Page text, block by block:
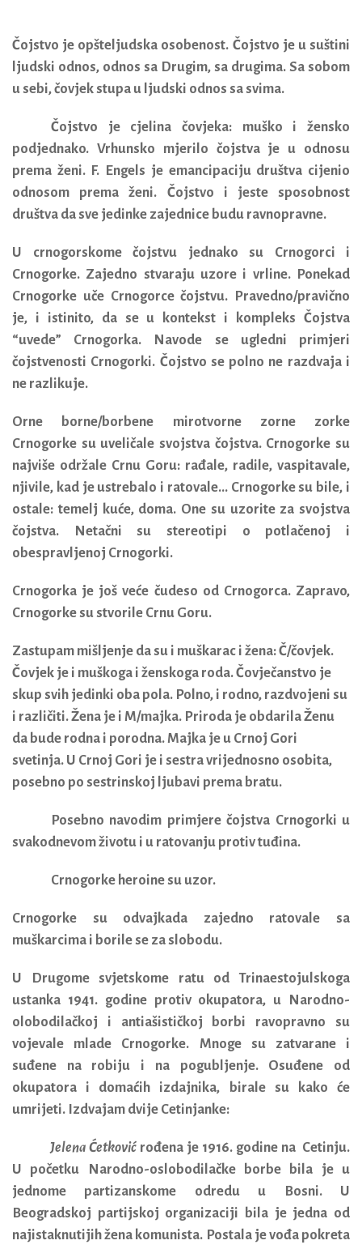
Čojstvo je opšteljudska osobenost. Čojstvo je u suštini
ljudski odnos, odnos sa Drugim, sa drugima. Sa sobom
u sebi, čovjek stupa u ljudski odnos sa svima.
Čojstvo je cjelina čovjeka: muško i žensko
podjednako. Vrhunsko mjerilo čojstva je u odnosu
prema ženi. F. Engels je emancipaciju društva cijenio
odnosom prema ženi. Čojstvo i jeste sposobnost
društva da sve jedinke zajednice budu ravnopravne.
U crnogorskome čojstvu jednako su Crnogorci i
Crnogorke. Zajedno stvaraju uzore i vrline. Ponekad
Crnogorke uče Crnogorce čojstvu. Pravedno/pravično
je, i istinito, da se u kontekst i kompleks Čojstva
“uvede” Crnogorka. Navode se ugledni primjeri
čojstvenosti Crnogorki. Čojstvo se polno ne razdvaja i
ne razlikuje.
Orne borne/borbene mirotvorne zorne zorke
Crnogorke su uveličale svojstva čojstva. Crnogorke su
najviše održale Crnu Goru: rađale, radile, vaspitavale,
njivile, kad je ustrebalo i ratovale… Crnogorke su bile, i
ostale: temelj kuće, doma. One su uzorite za svojstva
čojstva. Netačni su stereotipi o potlačenoj i
obespravljenoj Crnogorki.
Crnogorka je još veće čudeso od Crnogorca. Zapravo,
Crnogorke su stvorile Crnu Goru.
Zastupam mišljenje da su i muškarac i žena: Č/čovjek.
Čovjek je i muškoga i ženskoga roda. Čovječanstvo je
skup svih jedinki oba pola. Polno, i rodno, razdvojeni su
i različiti. Žena je i M/majka. Priroda je obdarila Ženu
da bude rodna i porodna. Majka je u Crnoj Gori
svetinja. U Crnoj Gori je i sestra vrijednosno osobita,
posebno po sestrinskoj ljubavi prema bratu.
Posebno navodim primjere čojstva Crnogorki u
svakodnevom životu i u ratovanju protiv tuđina.
Crnogorke heroine su uzor.
Crnogorke su odvajkada zajedno ratovale sa
muškarcima i borile se za slobodu.
U Drugome svjetskome ratu od Trinaestojulskoga
ustanka 1941. godine protiv okupatora, u Narodno-
olobodilačkoj i antiašističkoj borbi ravopravno su
vojevale mlade Crnogorke. Mnoge su zatvarane i
suđene na robiju i na pogubljenje. Osuđene od
okupatora i domaćih izdajnika, birale su kako će
umrijeti. Izdvajam dvije Cetinjanke:
Jelena Ćetković rođena je 1916. godine na Cetinju.
U početku
Narodno-oslobodilačke borbe
bila je u
jednome partizanskome odredu u Bosni. U
Beogradskoj partijskoj organizaciji bila je jedna od
najistaknutijih žena komunista. Postala je vođa pokreta